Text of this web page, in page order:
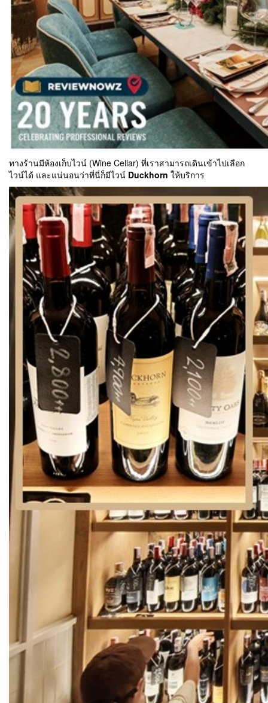
ทางร้านมีห้องเก็บไวน์ (Wine Cellar) ที่เราสามารถเดินเข้าไปเลือก
ไวน์ได้ และแน่นอนว่าที่นี่ก็มีไวน์ Duckhorn ให้บริการ